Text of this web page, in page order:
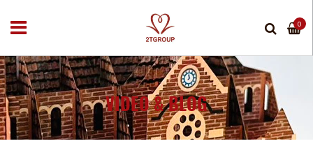
0
VIDEO & BLOG